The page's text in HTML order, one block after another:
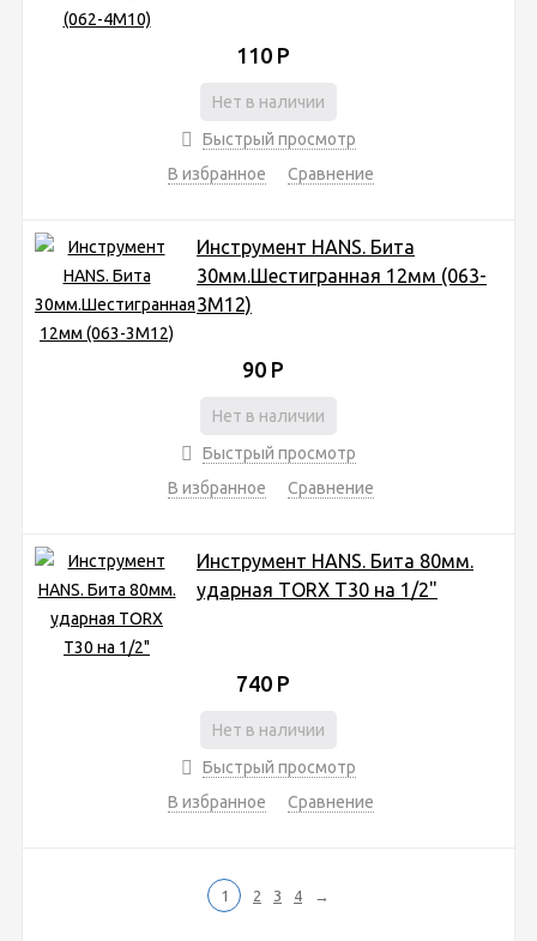
110 Р
Нет в наличии
Быстрый просмотр
В избранное
Сравнение
Инструмент HANS. Бита
30мм.Шестигранная 12мм (063-
3М12)
90 Р
Нет в наличии
Быстрый просмотр
В избранное
Сравнение
Инструмент HANS. Бита 80мм.
ударная TORX T30 на 1/2"
740 Р
Нет в наличии
Быстрый просмотр
В избранное
Сравнение
1 2 3 4 →